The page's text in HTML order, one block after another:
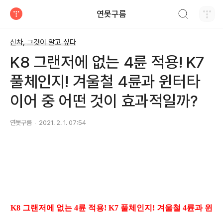
연못구름
신차, 그것이 알고 싶다
K8 그랜저에 없는 4륜 적용! K7
풀체인지! 겨울철 4륜과 윈터타
이어 중 어떤 것이 효과적일까?
연못구름 2021. 2. 1. 07:54
K8 그랜저에 없는 4륜 적용! K7 풀체인지! 겨울철 4륜과 윈